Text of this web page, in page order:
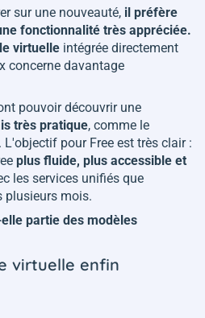
sur une nouveauté, il préfère
fonctionnalité très appréciée.
virtuelle intégrée directement
concerne davantage
pouvoir découvrir une
très pratique, comme le
. L'objectif pour Free est très clair :
plus fluide, plus accessible et
les services unifiés que
plusieurs mois.
partie des modèles
virtuelle enfin